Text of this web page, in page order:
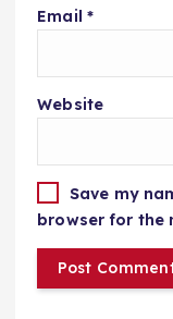
Email *
Website
Save my
browser for the